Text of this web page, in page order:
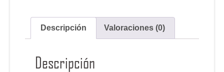
Descripción Valoraciones (0)
Descripción